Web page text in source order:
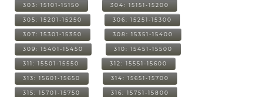
303: 15101-15150 304: 15151-15200
305: 15201-15250 306: 15251-15300
307: 15301-15350 308: 15351-15400
309: 15401-15450 310: 15451-15500
311: 15501-15550 312: 15551-15600
313: 15601-15650 314: 15651-15700
315: 15701-15750 316: 15751-15800